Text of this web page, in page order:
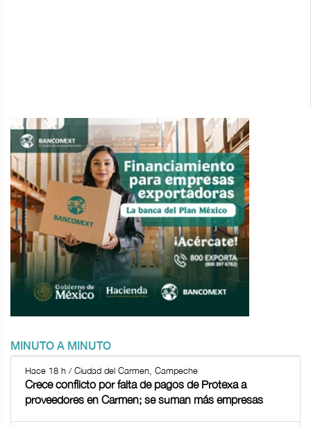
MINUTO A MINUTO
Hace 18 h / Ciudad del Carmen, Campeche
Crece conflicto por falta de pagos de Protexa a
proveedores en Carmen; se suman más empresas